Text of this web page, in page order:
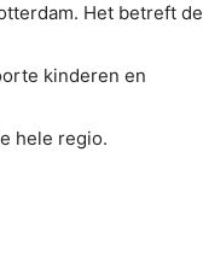
Het betreft de
kinderen en
hele regio.